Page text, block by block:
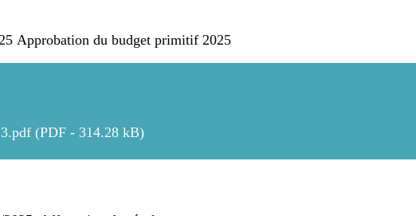
Approbation du budget primitif 2025
(PDF - 314.28 kB)